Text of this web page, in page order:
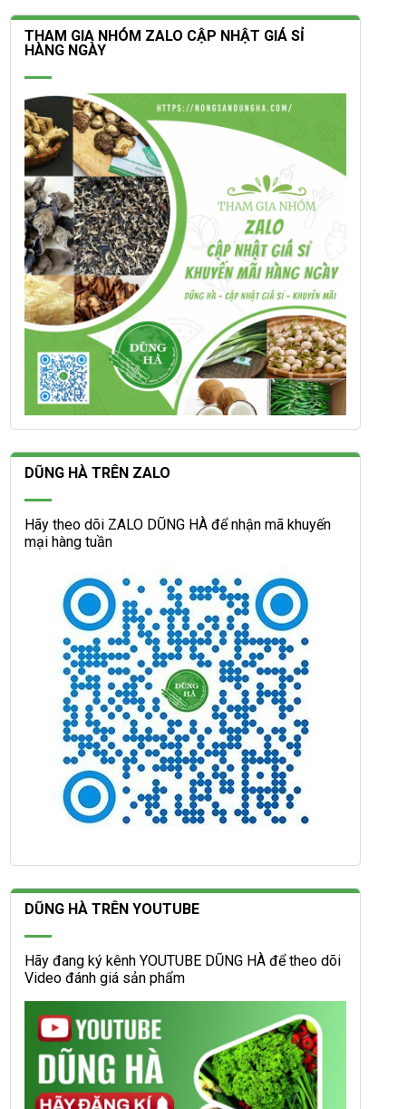
THAM GIA NHÓM ZALO CẬP NHẬT GIÁ SỈ
HÀNG NGÀY
DŨNG HÀ TRÊN ZALO
Hãy theo dõi ZALO DŨNG HÀ để nhận mã khuyến
mại hàng tuần
DŨNG HÀ TRÊN YOUTUBE
Hãy đang ký kênh YOUTUBE DŨNG HÀ để theo dõi
Video đánh giá sản phẩm